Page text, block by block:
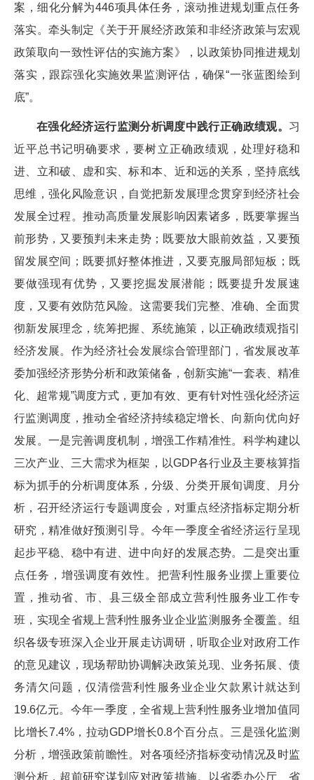
案，细化分解为446项具体任务，滚动推进规划重点任务
落实。牵头制定《关于开展经济政策和非经济政策与宏观
政策取向一致性评估的实施方案》，以政策协同推进规划
落实，跟踪强化实施效果监测评估，确保“一张蓝图绘到
底”。
在强化经济运行监测分析调度中践行正确政绩观。 习
近平总书记明确要求，要树立正确政绩观，处理好稳和
进、立和破、虚和实、标和本、近和远的关系，坚持底线
思维，强化风险意识，自觉把新发展理念贯穿到经济社会
发展全过程。推动高质量发展影响因素诸多，既要掌握当
前形势，又要预判未来走势；既要放大眼前效益，又要预
留发展空间；既要抓好整体推进，又要克服局部短板；既
要做强现有优势，又要挖掘发展潜能；既要提升发展速
度，又要有效防范风险。这需要我们完整、准确、全面贯
彻新发展理念，统筹把握、系统施策，以正确政绩观指引
经济发展。作为经济社会发展综合管理部门，省发展改革
委加强经济形势分析和政策储备，创新实施“一套表、精准
化、超常规”调度方式，更加有效、更有针对性强化经济运
行监测调度，推动全省经济持续稳定增长、向新向优向好
发展。一是完善调度机制，增强工作精准性。科学构建以
三次产业、三大需求为框架，以GDP各行业及主要核算指
标为抓手的分析调度体系，分级、分类开展旬调度、月分
析，召开经济运行专题调度会，对重点经济指标定期分析
研究，精准做好预测引导。今年一季度全省经济运行呈现
起步平稳、稳中有进、进中向好的发展态势。二是突出重
点任务，增强调度有效性。把营利性服务业摆上重要位
置，推动省、市、县三级全部成立营利性服务业工作专
班，实现全省规上营利性服务业企业监测服务全覆盖。组
织各级专班深入企业开展走访调研，听取企业对政府工作
的意见建议，现场帮助协调解决政策兑现、业务拓展、债
务清欠问题，仅清偿营利性服务业企业欠款累计就达到
19.6亿元。今年一季度，全省规上营利性服务业增加值同
比增长7.4%，拉动GDP增长0.8个百分点。三是强化监测
分析，增强政策前瞻性。对各项经济指标变动情况及时监
测分析，超前研究谋划应对政策措施。以省委办公厅、省